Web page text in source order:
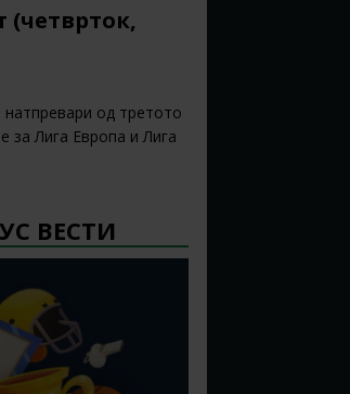
(четврток,
натпревари од третото
за Лига Европа и Лига
ВЕСТИ